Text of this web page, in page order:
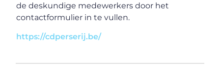
de deskundige medewerkers door het
contactformulier in te vullen.
https://cdperserij.be/